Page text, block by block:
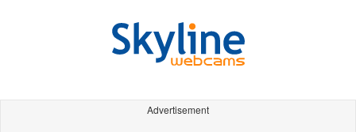
Advertisement